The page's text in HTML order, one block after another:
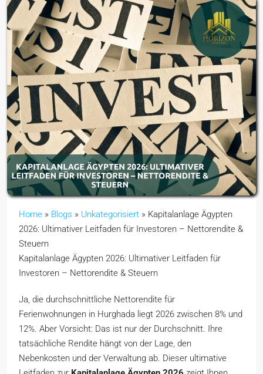
Home » Blogs » Unkategorisiert » Kapitalanlage Ägypten
2026: Ultimativer Leitfaden für Investoren – Nettorendite &
Steuern
Kapitalanlage Ägypten 2026: Ultimativer Leitfaden für
Investoren – Nettorendite & Steuern
Ja, die durchschnittliche Nettorendite für
Ferienwohnungen in Hurghada liegt 2026 zwischen 8% und
12%. Aber Vorsicht: Das ist nur der Durchschnitt. Ihre
tatsächliche Rendite hängt von der Lage, den
Nebenkosten und der Verwaltung ab. Dieser ultimative